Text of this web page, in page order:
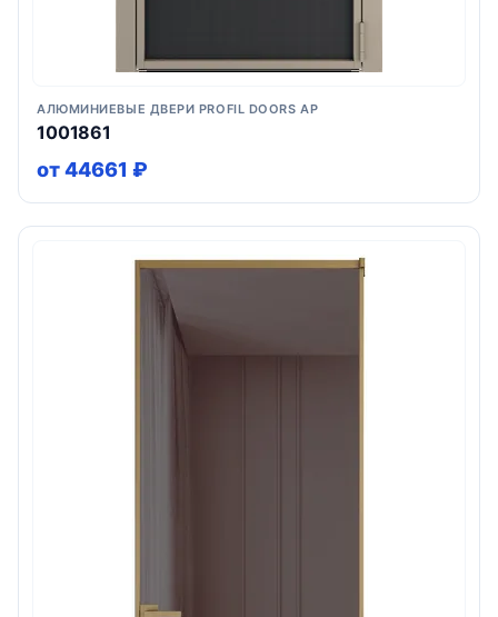
АЛЮМИНИЕВЫЕ ДВЕРИ PROFIL DOORS AP
1001861
от 44661 ₽